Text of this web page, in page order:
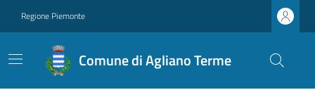
Regione Piemonte
Comune di Agliano Terme